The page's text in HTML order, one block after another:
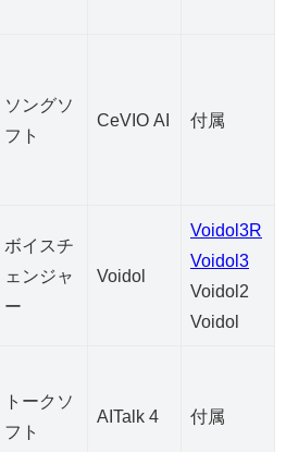
ソングソ
フト
CeVIO AI 付属
ボイスチ
ェンジャ
ー
Voidol
Voidol3R
Voidol3
Voidol2
Voidol
トークソ
フト
AITalk 4 付属